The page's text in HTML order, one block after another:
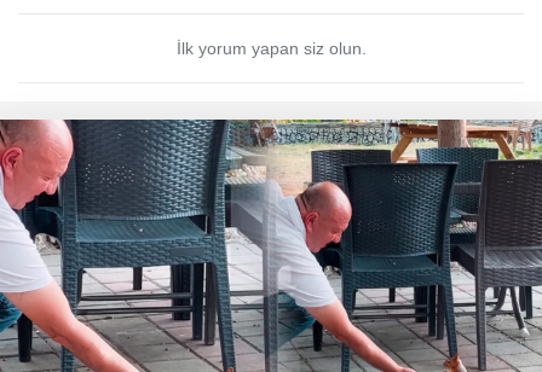
İlk yorum yapan siz olun.